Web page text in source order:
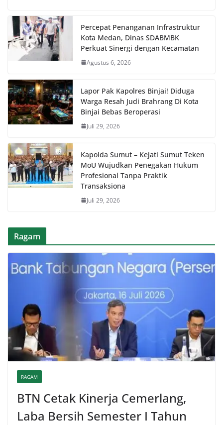
Percepat Penanganan Infrastruktur
Kota Medan, Dinas SDABMBK
Perkuat Sinergi dengan Kecamatan
Agustus 6, 2026
Lapor Pak Kapolres Binjai! Diduga
Warga Resah Judi Brahrang Di Kota
Binjai Bebas Beroperasi
Juli 29, 2026
Kapolda Sumut – Kejati Sumut Teken
MoU Wujudkan Penegakan Hukum
Profesional Tanpa Praktik
Transaksiona
Juli 29, 2026
Ragam
RAGAM
BTN Cetak Kinerja Cemerlang,
Laba Bersih Semester I Tahun